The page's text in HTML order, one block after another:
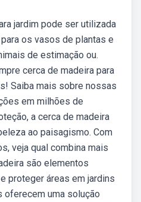
jardim pode ser utilizada
os vasos de plantas e
de estimação ou.
cerca de madeira para
Saiba mais sobre nossas
em milhões de
a cerca de madeira
ao paisagismo. Com
veja qual combina mais
são elementos
proteger áreas em jardins
oferecem uma solução